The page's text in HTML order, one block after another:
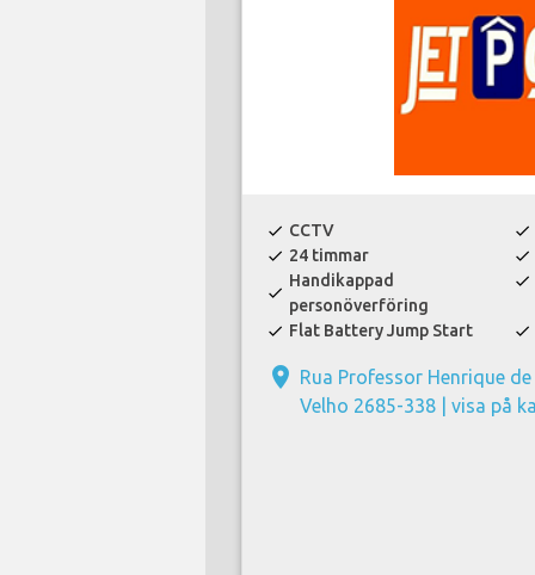
check CCTV check
check 24 timmar check
check
Handikappad
personöverföring
check
check Flat Battery Jump Start check
place Rua Professor Henrique
Velho 2685-338 | visa på